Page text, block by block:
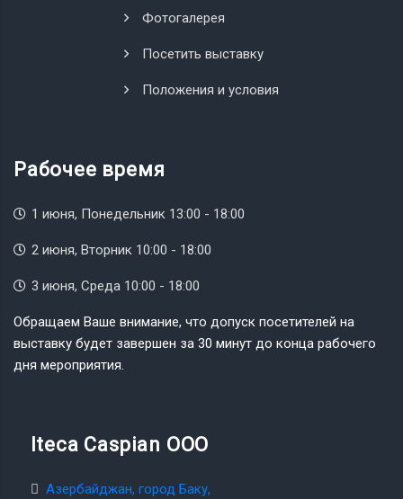
Фотогалерея
Посетить выставку
Положения и условия
Рабочее время
1 июня, Понедельник 13:00 - 18:00
2 июня, Вторник 10:00 - 18:00
3 июня, Среда 10:00 - 18:00
Обращаем Ваше внимание, что допуск посетителей на
выставку будет завершен за 30 минут до конца рабочего
дня мероприятия.
Iteca Caspian OOO
Азербайджан, город Баку,